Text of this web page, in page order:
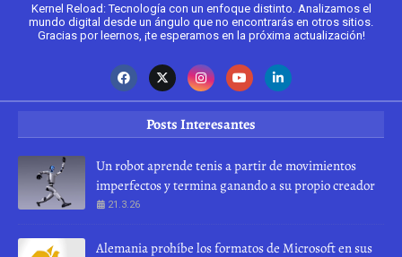
Kernel Reload: Tecnología con un enfoque distinto. Analizamos el
mundo digital desde un ángulo que no encontrarás en otros sitios.
Gracias por leernos, ¡te esperamos en la próxima actualización!
Posts Interesantes
Un robot aprende tenis a partir de movimientos
imperfectos y termina ganando a su propio creador
21.3.26
Alemania prohíbe los formatos de Microsoft en sus